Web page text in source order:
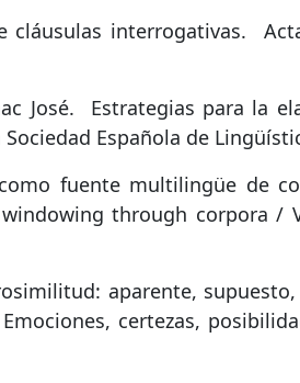
cláusulas interrogativas.
José.
Estrategias para la
Española de
fuente multilingüe de
through corpora
aparente,
certezas,